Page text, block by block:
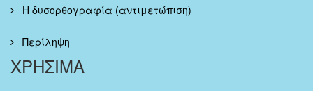
Η δυσορθογραφία (αντιμετώπιση)
Περίληψη
ΧΡΗΣΙΜΑ